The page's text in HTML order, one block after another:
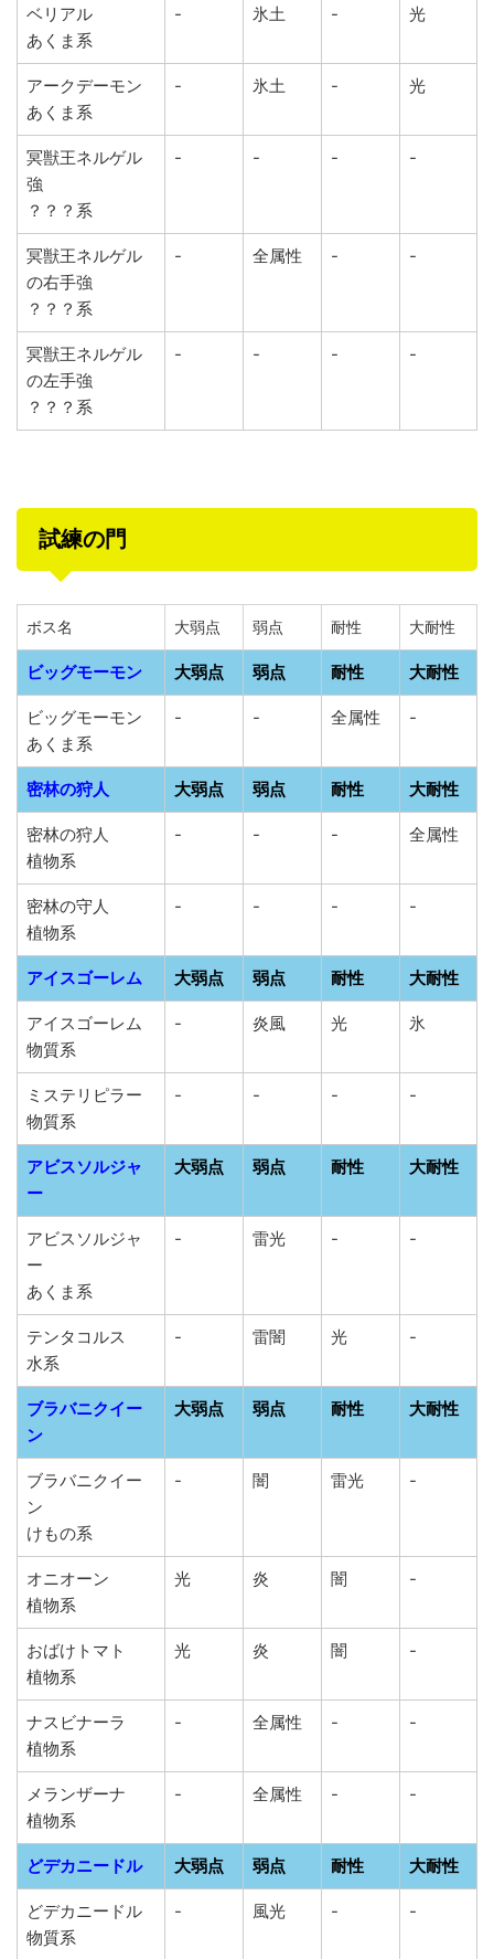
ベリアル
あくま系
- 氷土 - 光
アークデーモン
あくま系
- 氷土 - 光
冥獣王ネルゲル
強
？？？系
- - - -
冥獣王ネルゲル
の右手強
？？？系
- 全属性 - -
冥獣王ネルゲル
の左手強
？？？系
- - - -
試練の門
ボス名 大弱点 弱点 耐性 大耐性
ビッグモーモン 大弱点 弱点 耐性 大耐性
ビッグモーモン
あくま系
- - 全属性 -
密林の狩人 大弱点 弱点 耐性 大耐性
密林の狩人
植物系
- - - 全属性
密林の守人
植物系
- - - -
アイスゴーレム 大弱点 弱点 耐性 大耐性
アイスゴーレム
物質系
- 炎風 光 氷
ミステリピラー
物質系
- - - -
アビスソルジャ
ー
大弱点 弱点 耐性 大耐性
アビスソルジャ
ー
あくま系
- 雷光 - -
テンタコルス
水系
- 雷闇 光 -
ブラバニクイー
ン
大弱点 弱点 耐性 大耐性
ブラバニクイー
ン
けもの系
- 闇 雷光 -
オニオーン
植物系
光 炎 闇 -
おばけトマト
植物系
光 炎 闇 -
ナスビナーラ
植物系
- 全属性 - -
メランザーナ
植物系
- 全属性 - -
どデカニードル 大弱点 弱点 耐性 大耐性
どデカニードル
物質系
- 風光 - -